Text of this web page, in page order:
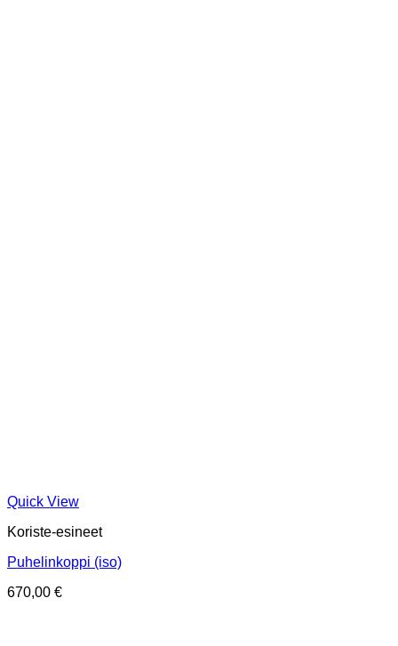
Quick View
Koriste-esineet
Puhelinkoppi (iso)
670,00 €